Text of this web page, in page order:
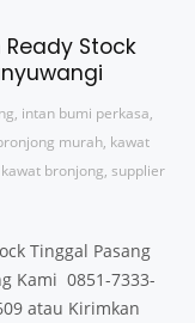
Stock
, intan bumi perkasa,
murah, kawat
bronjong, supplier
Tinggal Pasang
Kami 0851-7333-
atau Kirimkan